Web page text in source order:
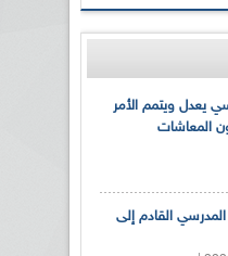
يعدل ويتمم الأمر
المعاشات
القادم إلى